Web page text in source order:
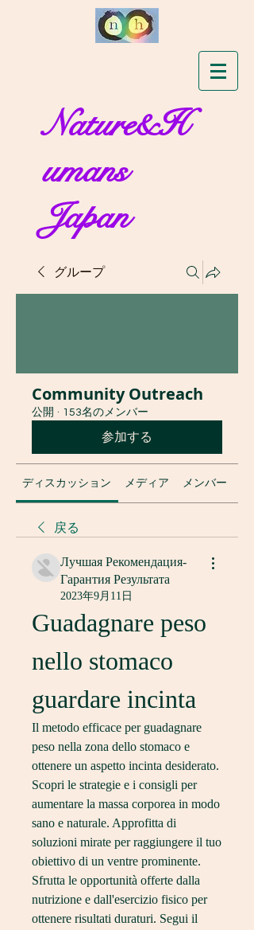
Nature&H
umans
Japan
グループ
Community Outreach
公開 · 153名のメンバー
参加する
ディスカッション メディア メンバー
戻る
Лучшая Рекомендация-
Гарантия Результата
2023年9月11日
Guadagnare peso
nello stomaco
guardare incinta
Il metodo efficace per guadagnare
peso nella zona dello stomaco e
ottenere un aspetto incinta desiderato.
Scopri le strategie e i consigli per
aumentare la massa corporea in modo
sano e naturale. Approfitta di
soluzioni mirate per raggiungere il tuo
obiettivo di un ventre prominente.
Sfrutta le opportunità offerte dalla
nutrizione e dall'esercizio fisico per
ottenere risultati duraturi. Segui il